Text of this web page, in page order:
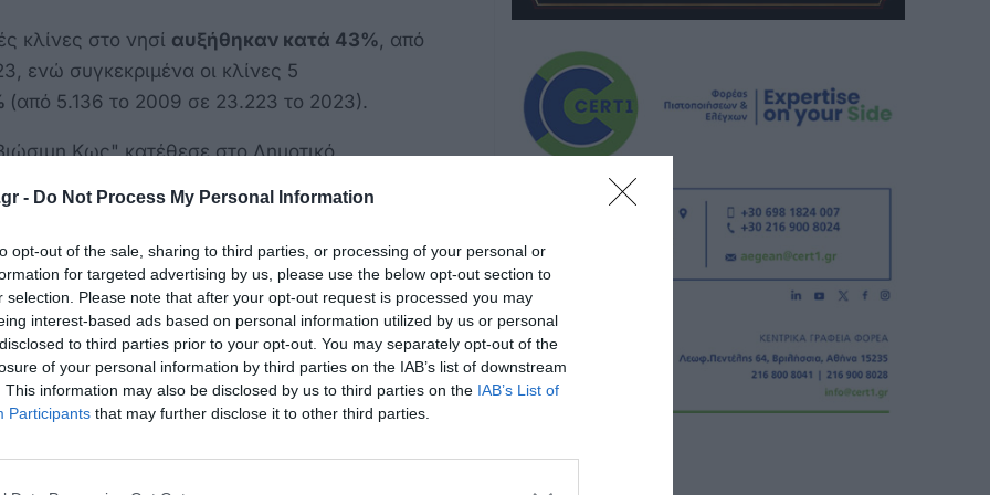
- Do Not Process My Personal Information
opt-out of the sale, sharing to third parties, or processing of your personal or
for targeted advertising by us, please use the below opt-out section to
selection. Please note that after your opt-out request is processed you may
interest-based ads based on personal information utilized by us or personal
to third parties prior to your opt-out. You may separately opt-out of the
of your personal information by third parties on the IAB’s list of downstream
This information may also be disclosed by us to third parties on the IAB’s List of
Participants that may further disclose it to other third parties.
κλίνες στο νησί αυξήθηκαν κατά 43%, από
ενώ συγκεκριμένα οι κλίνες 5
(από 5.136 το 2009 σε 23.223 το 2023).
Κως" κατέθεσε στο Δημοτικό
αδειών για μεγάλες
ολοκληρωθεί η νέα μελέτη φέρουσας
Σχέδιο.
τουριστικών υποδομών με έμφαση στη
και τη διαχείριση αποβλήτων.
Συμβούλιο, όπου όλες τις δημοτικές
Ωστόσο, σημείωσαν ότι η τοπική